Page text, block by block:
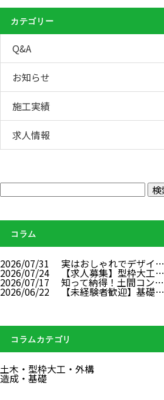
カテゴリー
Q&A
お知らせ
施工実績
求人情報
コラム
2026/07/31 実はおしゃれでデザイ…
2026/07/24 【求人募集】型枠大工…
2026/07/17 知って納得！土間コン…
2026/06/22 【未経験者歓迎】基礎…
コラムカテゴリ
土木・型枠大工・外構
造成・基礎